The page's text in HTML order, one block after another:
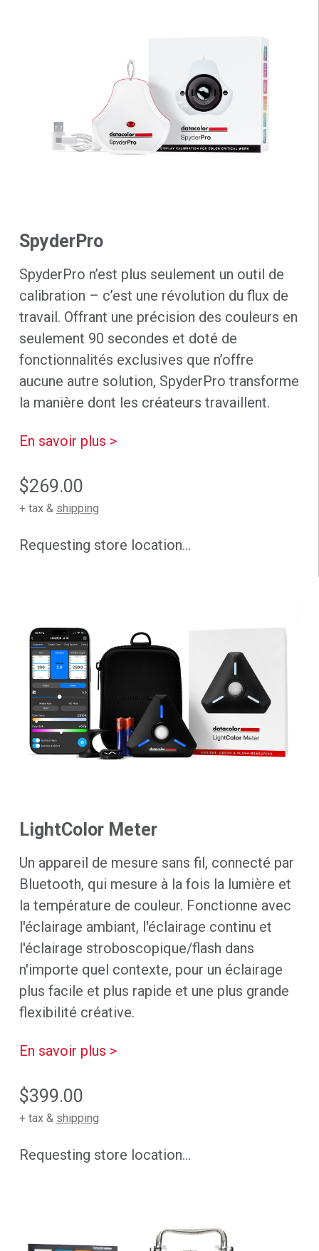
SpyderPro
SpyderPro n’est plus seulement un outil de
calibration – c’est une révolution du flux de
travail. Offrant une précision des couleurs en
seulement 90 secondes et doté de
fonctionnalités exclusives que n’offre
aucune autre solution, SpyderPro transforme
la manière dont les créateurs travaillent.
En savoir plus >
$269.00
+ tax & shipping
Requesting store location...
LightColor Meter
Un appareil de mesure sans fil, connecté par
Bluetooth, qui mesure à la fois la lumière et
la température de couleur. Fonctionne avec
l'éclairage ambiant, l'éclairage continu et
l'éclairage stroboscopique/flash dans
n'importe quel contexte, pour un éclairage
plus facile et plus rapide et une plus grande
flexibilité créative.
En savoir plus >
$399.00
+ tax & shipping
Requesting store location...